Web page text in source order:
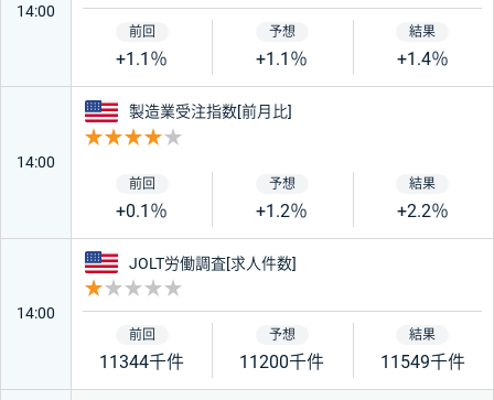
14:00
+1.1％ +1.1％ +1.4％
14:00
アメリカ
製造業受注指数[前月比]
+0.1％ +1.2％ +2.2％
14:00
アメリカ
JOLT労働調査[求人件数]
11344千件 11200千件 11549千件